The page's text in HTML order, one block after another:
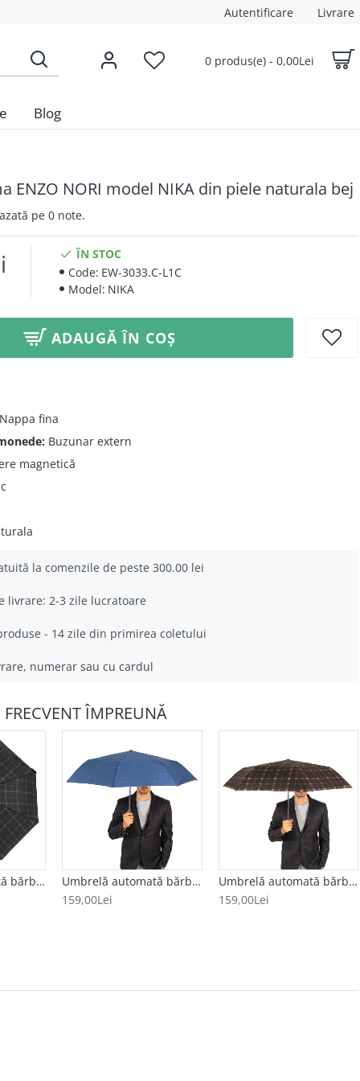
Autentificare Livrare
0 produs(e) - 0,00Lei
Blog
ENZO NORI model NIKA din piele naturala bej
pe 0 note.
ÎN STOC
Code: EW-3033.C-L1C
Model: NIKA
ADAUGĂ ÎN COȘ
Nappa fina
Buzunar extern
magnetică
la comenzile de peste 300.00 lei
livrare: 2-3 zile lucratoare
- 14 zile din primirea coletului
numerar sau cu cardul
ÎMPREUNĂ
Umbrelă automată bărbați model CUADRADO negru-verde
Umbrelă automată bărbați CLIMA BISETTI model ESTRELLAS albastru
159,00Lei
Umbrelă automată bărbați model CUADRADO negru-portocăliu
159,00Lei